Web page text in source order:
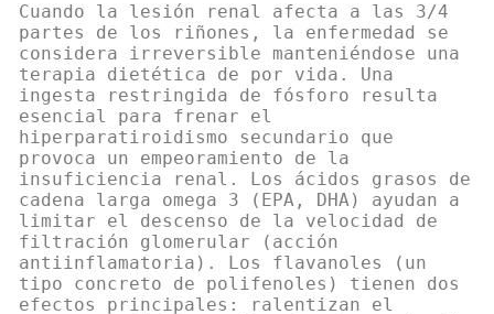
Cuando la lesión renal afecta a las 3/4
partes de los riñones, la enfermedad se
considera irreversible manteniéndose una
terapia dietética de por vida. Una
ingesta restringida de fósforo resulta
esencial para frenar el
hiperparatiroidismo secundario que
provoca un empeoramiento de la
insuficiencia renal. Los ácidos grasos de
cadena larga omega 3 (EPA, DHA) ayudan a
limitar el descenso de la velocidad de
filtración glomerular (acción
antiinflamatoria). Los flavanoles (un
tipo concreto de polifenoles) tienen dos
efectos principales: ralentizan el